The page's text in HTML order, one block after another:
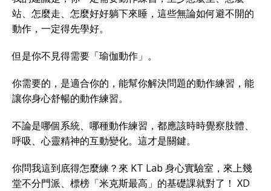
站、怎麼走、怎麼好好躺下來睡，這些無論如何避不開的
動作，一定得先學好。
但是你不見得需要「瑜伽動作」。
你需要的，是適合你的，能幫你解決問題的動作練習，能
讓你身心舒暢的動作練習。
不論是哪個系統、哪種動作練習，都應該時時覺察肢體、
呼吸、心靈精神的互動變化。這才是關鍵。
你問我這到底得怎麼練？來 KT Lab 身心實驗室，來上幾
堂不分門派、標榜「米克斯最高」的基礎課就對了！ XD